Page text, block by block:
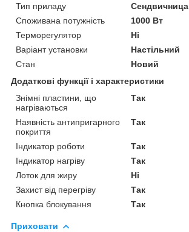
Тип приладу
Сендвичница
Споживана потужність
1000 Вт
Терморегулятор
Ні
Варіант установки
Настільний
Стан
Новий
Додаткові функції і характеристики
Знімні пластини, що
нагріваються
Так
Наявність антипригарного
покриття
Так
Індикатор роботи
Так
Індикатор нагріву
Так
Лоток для жиру
Ні
Захист від перегріву
Так
Кнопка блокування
Так
Приховати